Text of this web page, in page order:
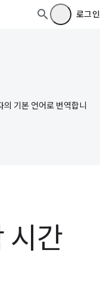
로그인
기본 언어로 번역합니
시간